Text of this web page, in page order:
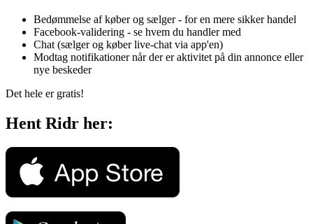
Bedømmelse af køber og sælger - for en mere sikker handel
Facebook-validering - se hvem du handler med
Chat (sælger og køber live-chat via app'en)
Modtag notifikationer når der er aktivitet på din annonce eller
nye beskeder
Det hele er gratis!
Hent Ridr her: